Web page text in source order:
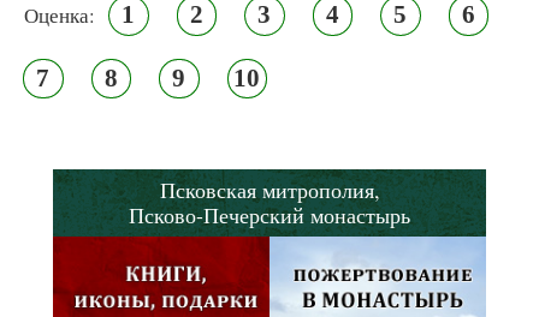
Оценка: 1 2 3 4 5 6
7 8 9 10
Псковская митрополия,
Псково-Печерский монастырь